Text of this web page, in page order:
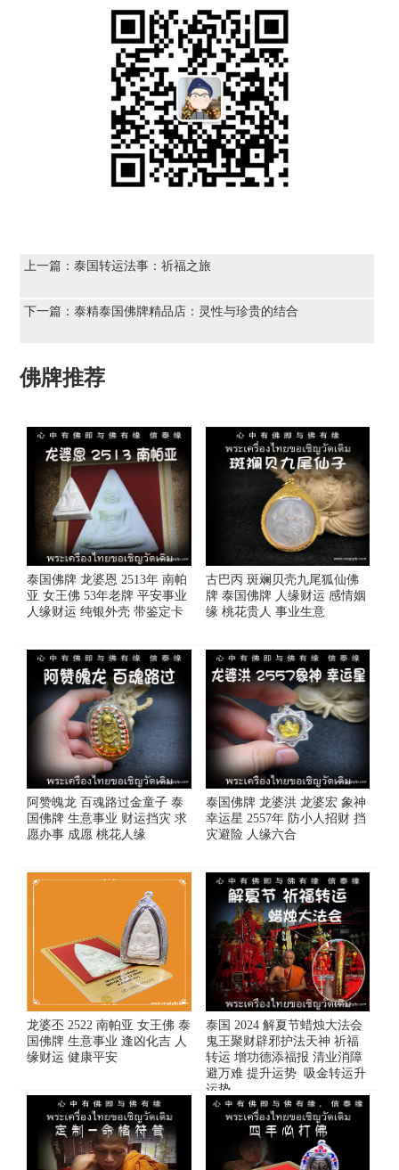
上一篇：泰国转运法事：祈福之旅
下一篇：泰精泰国佛牌精品店：灵性与珍贵的结合
佛牌推荐
泰国佛牌 龙婆恩 2513年 南帕
亚 女王佛 53年老牌 平安事业
人缘财运 纯银外壳 带鉴定卡
古巴丙 斑斓贝壳九尾狐仙佛
牌 泰国佛牌 人缘财运 感情姻
缘 桃花贵人 事业生意
阿赞魄龙 百魂路过金童子 泰
国佛牌 生意事业 财运挡灾 求
愿办事 成愿 桃花人缘
泰国佛牌 龙婆洪 龙婆宏 象神
幸运星 2557年 防小人招财 挡
灾避险 人缘六合
龙婆丕 2522 南帕亚 女王佛 泰
国佛牌 生意事业 逢凶化吉 人
缘财运 健康平安
泰国 2024 解夏节蜡烛大法会
鬼王聚财辟邪护法天神 祈福
转运 增功德添福报 清业消障
避万难 提升运势 吸金转运升
运势